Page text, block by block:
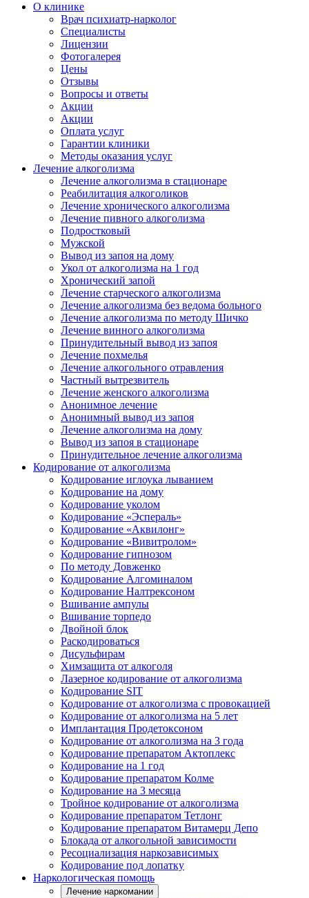
О клинике
Врач психиатр-нарколог
Специалисты
Лицензии
Фотогалерея
Цены
Отзывы
Вопросы и ответы
Акции
Акции
Оплата услуг
Гарантии клиники
Методы оказания услуг
Лечение алкоголизма
Лечение алкоголизма в стационаре
Реабилитация алкоголиков
Лечение хронического алкоголизма
Лечение пивного алкоголизма
Подростковый
Мужской
Вывод из запоя на дому
Укол от алкоголизма на 1 год
Хронический запой
Лечение старческого алкоголизма
Лечение алкоголизма без ведома больного
Лечение алкоголизма по методу Шичко
Лечение винного алкоголизма
Принудительный вывод из запоя
Лечение похмелья
Лечение алкогольного отравления
Частный вытрезвитель
Лечение женского алкоголизма
Анонимное лечение
Анонимный вывод из запоя
Лечение алкоголизма на дому
Вывод из запоя в стационаре
Принудительное лечение алкоголизма
Кодирование от алкоголизма
Кодирование иглоука лыванием
Кодирование на дому
Кодирование уколом
Кодирование «Эспераль»
Кодирование «Аквилонг»
Кодирование «Вивитролом»
Кодирование гипнозом
По методу Довженко
Кодирование Алгоминалом
Кодирование Налтрексоном
Вшивание ампулы
Вшивание торпедо
Двойной блок
Раскодироваться
Дисульфирам
Химзащита от алкоголя
Лазерное кодирование от алкоголизма
Кодирование SIT
Кодирование от алкоголизма с провокацией
Кодирование от алкоголизма на 5 лет
Имплантация Продетоксоном
Кодирование от алкоголизма на 3 года
Кодирование препаратом Актоплекс
Кодирование на 1 год
Кодирование препаратом Колме
Кодирование на 3 месяца
Тройное кодирование от алкоголизма
Кодирование препаратом Тетлонг
Кодирование препаратом Витамерц Депо
Блокада от алкогольной зависимости
Ресоциализация наркозависимых
Кодирование под лопатку
Наркологическая помощь
Лечение наркомании